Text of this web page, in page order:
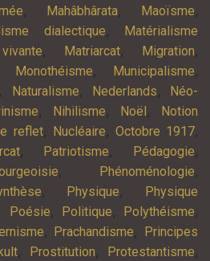
, Mahâbhârata, Maoïsme,
dialectique,
Matérialisme
, Matriarcat, Migration,
Monothéisme, Municipalisme,
, Naturalisme, Nederlands,
Néo-
, Nihilisme, Noël ,
Notion
reflet, Nucléaire, Octobre 1917,
, Patriotisme, Pédagogie,
, Phénoménologie,
, Physique,
Physique
, Poésie, Politique, Polythéisme,
, Prachandisme,
Principes
, Prostitution, Protestantisme,